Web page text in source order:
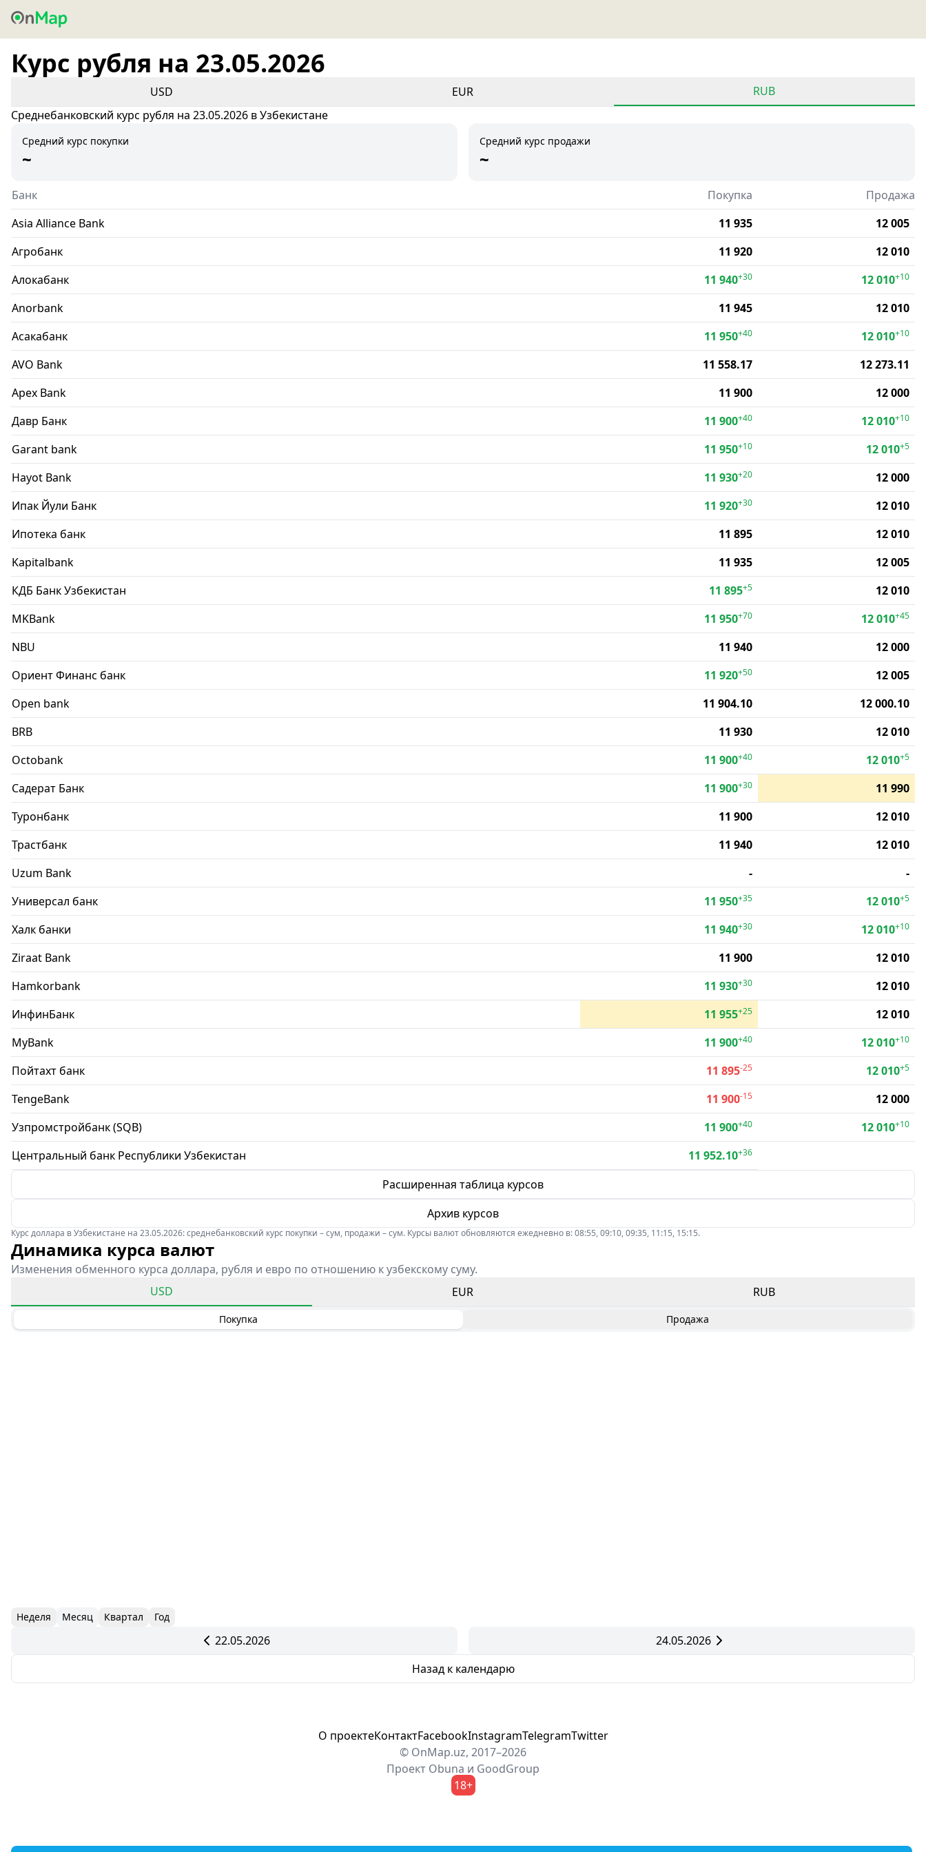
Курс рубля на 23.05.2026
USD EUR
RUB
Среднебанковский курс рубля на 23.05.2026 в Узбекистане
Средний курс покупки
~
Средний курс продажи
~
Банк Покупка
Продажа
Asia Alliance Bank
11 935
12 005
Агробанк
11 920
12 010
Алокабанк
11 940+30 12 010+10
Anorbank 11 945
12 010
Асакабанк
11 950+40 12 010+10
AVO Bank 11 558.17
12 273.11
Apex Bank
11 900
12 000
Давр Банк
11 900+40 12 010+10
Garant bank 11 950+10 12 010+5
Hayot Bank 11 930+20
12 000
Ипак Йули Банк
11 920+30
12 010
Ипотека банк
11 895
12 010
Kapitalbank
11 935
12 005
КДБ Банк Узбекистан
11 895+5
12 010
MKBank
11 950+70 12 010+45
NBU 11 940
12 000
Ориент Финанс банк
11 920+50
12 005
Open bank
11 904.10
12 000.10
BRB
11 930
12 010
Octobank
11 900+40 12 010+5
Садерат Банк 11 900+30
11 990
Туронбанк
11 900
12 010
Трастбанк
11 940
12 010
Uzum Bank
-
-
Универсал банк
11 950+35 12 010+5
Халк банки 11 940+30 12 010+10
Ziraat Bank 11 900
12 010
Hamkorbank
11 930+30
12 010
ИнфинБанк
11 955+25
12 010
MyBank
11 900+40 12 010+10
Пойтахт банк 11 895-25 12 010+5
TengeBank 11 900-15
12 000
Узпромстройбанк (SQB)
11 900+40 12 010+10
Центральный банк Республики Узбекистан 11 952.10+36
Расширенная таблица курсов
Архив курсов
Курс доллара в Узбекистане на 23.05.2026: среднебанковский курс покупки – сум, продажи – сум. Курсы валют обновляются ежедневно в: 08:55, 09:10, 09:35, 11:15, 15:15.
Динамика курса валют
Изменения обменного курса доллара, рубля и евро по отношению к узбекскому суму.
USD
EUR RUB
Покупка Продажа
Неделя Месяц Квартал Год
22.05.2026
24.05.2026
Назад к календарю
О проектеКонтактFacebookInstagramTelegramTwitter
© OnMap.uz, 2017–2026
Проект Obuna и GoodGroup
18+